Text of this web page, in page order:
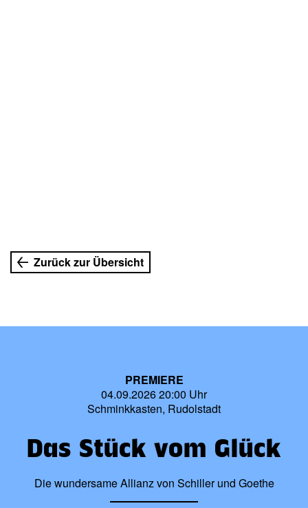
Zurück zur Übersicht
PREMIERE
04.09.2026 20:00 Uhr
Schminkkasten, Rudolstadt
Das Stück vom Glück
Die wundersame Allianz von Schiller und Goethe